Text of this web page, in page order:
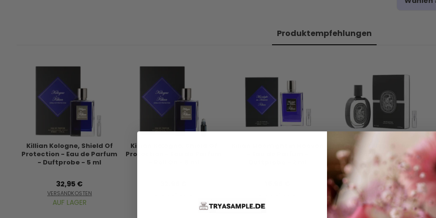
Produktempfehlungen
Killian Kologne, Shield Of
Protection - Eau de Parfum
- Duftprobe - 5 ml
32,95 €
VERSANDKOSTEN
AUF LAGER
Killian Kologne, Shield Of
Protection - Eau de Parfum
AUF LAGER
Diptyque Fleur de Peau -
Eau de Parfum - Duftprobe
- 2 ml
11,95 €
VERSANDKOSTEN
AUF LAGER